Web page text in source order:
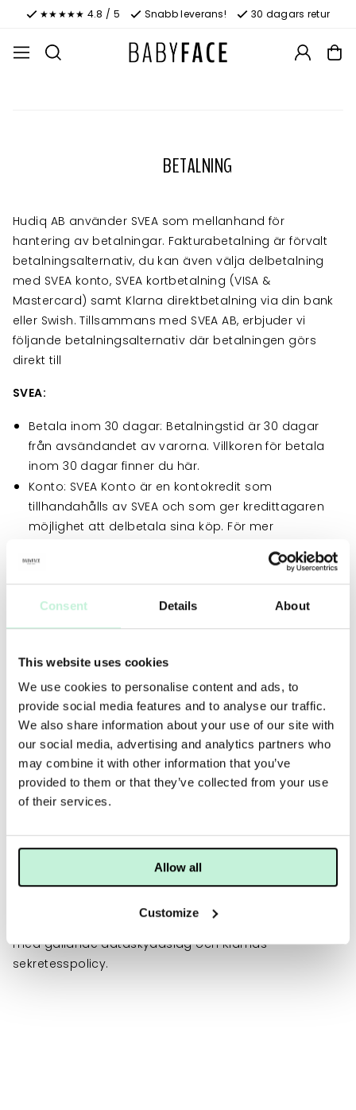
Consent Details About
This website uses cookies
We use cookies to personalise content and ads, to
provide social media features and to analyse our traffic.
We also share information about your use of our site with
our social media, advertising and analytics partners who
may combine it with other information that you’ve
provided to them or that they’ve collected from your use
of their services.
Allow all
Customize
★★★★★ 4.8 / 5 Snabb leverans! 30 dagars retur
BETALNING
Hudiq AB använder SVEA som mellanhand för
hantering av betalningar. Fakturabetalning är förvalt
betalningsalternativ, du kan även välja delbetalning
med SVEA konto, SVEA kortbetalning (VISA &
Mastercard) samt Klarna direktbetalning via din bank
eller Swish. Tillsammans med SVEA AB, erbjuder vi
följande betalningsalternativ där betalningen görs
direkt till
SVEA:
Betala inom 30 dagar: Betalningstid är 30 dagar
från avsändandet av varorna. Villkoren för betala
inom 30 dagar finner du här.
Konto: SVEA Konto är en kontokredit som
tillhandahålls av SVEA och som ger kredittagaren
möjlighet att delbetala sina köp. För mer
och Standardiserad, Europeisk
konsumentkreditinformation finner du här.
Betala Direkt: Automatisk dragning från ditt
bankkonto: baseras på autogiro och ditt konto
eller att varan skickats. Villkoren för användande av
autogiro finner du här.
Banköverföring: Ditt konto debiteras omedelbart
efter att beställningen har lagts.
Du hittar mer information om SVEA här och kan läsa
deras användarvillkor här.
betalningsalternativ behöver vi dela dina person-,
kontakt- och orderuppgifter med leverantören av
respektive betaltjänst. Vi rekommenderar dig att läsa
vår sekretesspolicy.
Användningen av dessa uppgifter regleras i enlighet
med gällande dataskyddslag och Klarnas
sekretesspolicy.